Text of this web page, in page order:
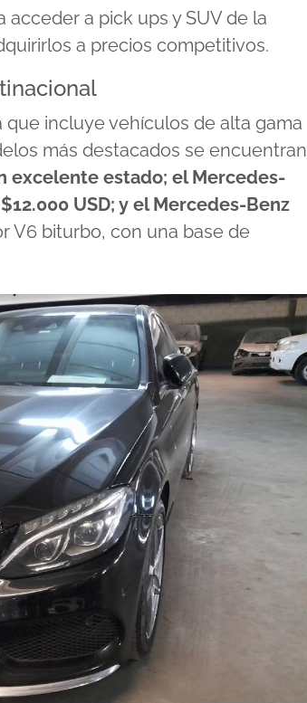
a pick ups y SUV de la
a precios competitivos.
que incluye vehículos de alta gama
más destacados se encuentran
excelente estado; el Mercedes-
USD; y el Mercedes-Benz
V6 biturbo, con una base de